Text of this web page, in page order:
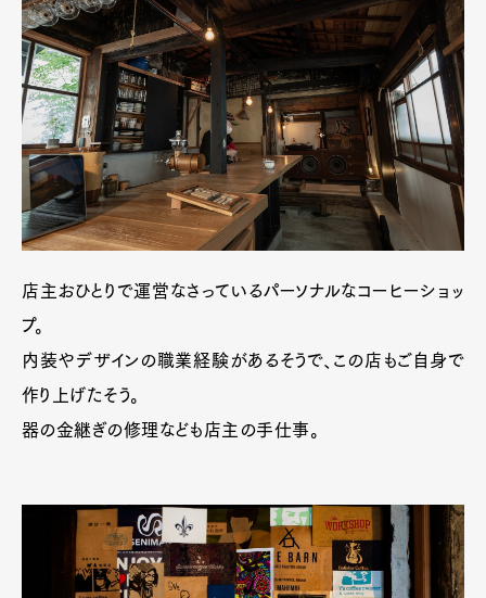
店主おひとりで運営なさっているパーソナルなコーヒーショッ
プ。
内装やデザインの職業経験があるそうで、この店もご自身で
作り上げたそう。
器の金継ぎの修理なども店主の手仕事。